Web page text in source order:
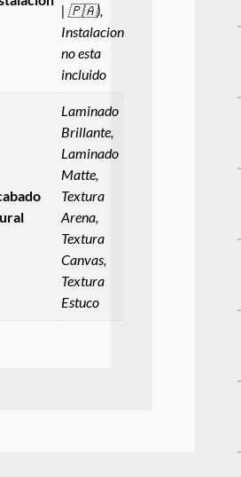
| 🇵🇦),
Instalacion
no esta
incluido
Laminado
Brillante,
Laminado
Matte,
Textura
Arena,
Textura
Canvas,
Textura
Estuco